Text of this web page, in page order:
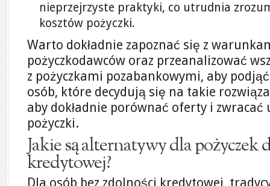
nieprzejrzyste praktyki, co utrudnia
kosztów pożyczki.
Warto dokładnie zapoznać się z
pożyczkodawców oraz przeanalizować
z pożyczkami pozabankowymi, aby
osób, które decydują się na takie
aby dokładnie porównać oferty i zwracać
pożyczki.
Jakie są alternatywy dla pożyczek
kredytowej?
Dla osób bez zdolności kredytowej,